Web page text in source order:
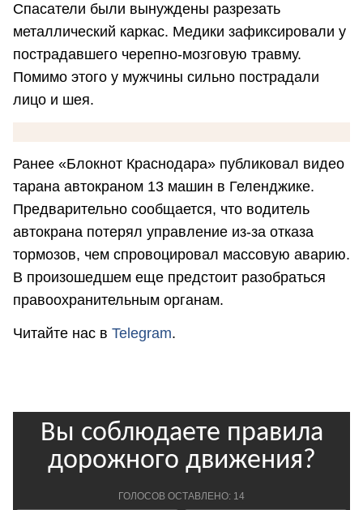
Спасатели были вынуждены разрезать
металлический каркас. Медики зафиксировали у
пострадавшего черепно-мозговую травму.
Помимо этого у мужчины сильно пострадали
лицо и шея.
Ранее «Блокнот Краснодара» публиковал видео
тарана автокраном 13 машин в Геленджике.
Предварительно сообщается, что водитель
автокрана потерял управление из-за отказа
тормозов, чем спровоцировал массовую аварию.
В произошедшем еще предстоит разобраться
правоохранительным органам.
Читайте нас в Telegram.